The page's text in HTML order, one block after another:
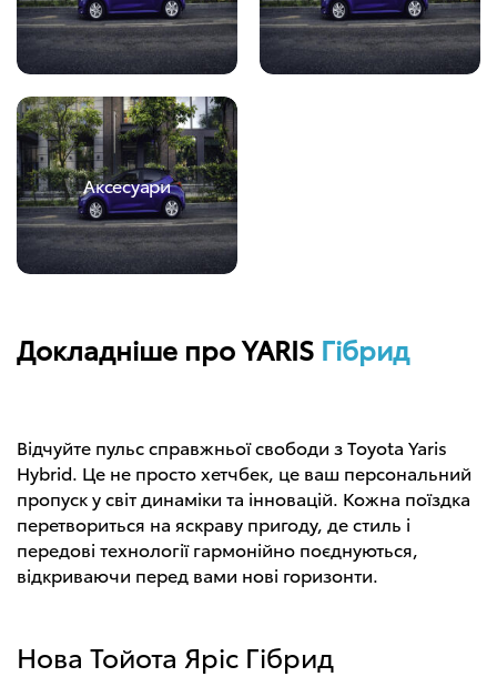
Аксесуари
Докладніше про YARIS Гібрид
Відчуйте пульс справжньої свободи з Toyota Yaris
Hybrid. Це не просто хетчбек, це ваш персональний
пропуск у світ динаміки та інновацій. Кожна поїздка
перетвориться на яскраву пригоду, де стиль і
передові технології гармонійно поєднуються,
відкриваючи перед вами нові горизонти.
Нова Тойота Яріс Гібрид